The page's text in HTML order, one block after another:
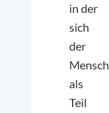
in der
sich
der
Mensch
als
Teil